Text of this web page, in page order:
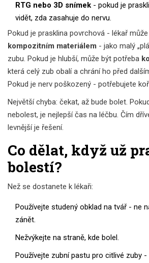
RTG nebo 3D snímek - pokud je
vidět, zda zasahuje do nervu.
Pokud je prasklina povrchová - lékař může
kompozitním materiálem - jako malý
zubu. Pokud je hlubší, může být potřeba
která celý zub obalí a chrání ho před
Pokud je nerv poškozený - potřebujete
Největší chyba: čekat, až bude bolet.
nebolest, je nejlepší čas na léčbu. Čím
levnější je řešení.
Co dělat, když už
bolestí?
Než se dostanete k lékaři:
Používejte studený obklad na tvář - ne
zánět.
Nežvýkejte na straně, kde bolel.
Používejte zubní pastu pro citlivé zuby -